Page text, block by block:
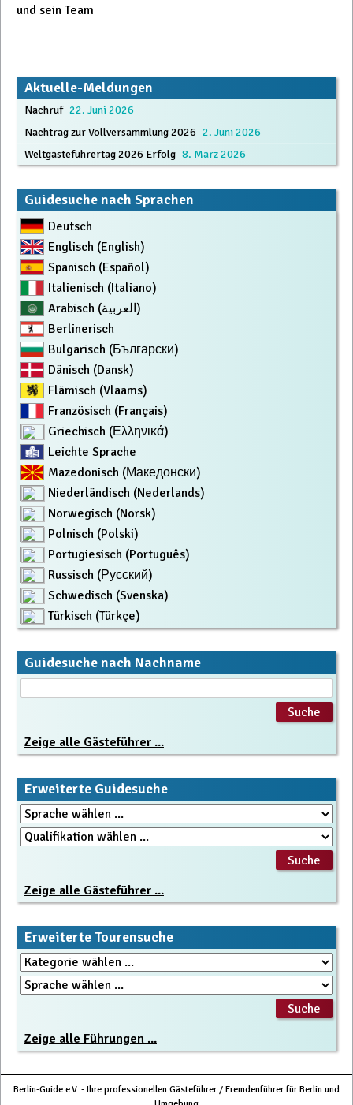
und sein Team
Aktuelle-Meldungen
Nachruf 22. Juni 2026
Nachtrag zur Vollversammlung 2026 2. Juni 2026
Weltgästeführertag 2026 Erfolg 8. März 2026
Guidesuche nach Sprachen
Deutsch
Englisch (English)
Spanisch (Español)
Italienisch (Italiano)
Arabisch (العربية)
Berlinerisch
Bulgarisch (Български)
Dänisch (Dansk)
Flämisch (Vlaams)
Französisch (Français)
Griechisch (Ελληνικά)
Leichte Sprache
Mazedonisch (Македонски)
Niederländisch (Nederlands)
Norwegisch (Norsk)
Polnisch (Polski)
Portugiesisch (Português)
Russisch (Русский)
Schwedisch (Svenska)
Türkisch (Türkçe)
Guidesuche nach Nachname
Zeige alle Gästeführer ...
Erweiterte Guidesuche
Zeige alle Gästeführer ...
Erweiterte Tourensuche
Zeige alle Führungen ...
Berlin-Guide e.V. - Ihre professionellen Gästeführer / Fremdenführer für Berlin und